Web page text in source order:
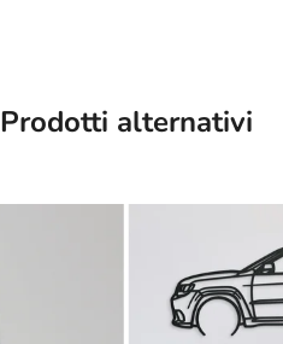
Prodotti alternativi